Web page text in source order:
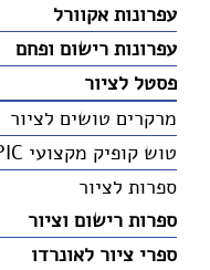
עפרונות אקוורל
עפרונות רישום ופחם
פסטל לציור
מרקרים טושים לציור
טוש קופיק מקצועי COPIC
ספרות לציור
ספרות רישום וציור
ספרי ציור לאונרדו